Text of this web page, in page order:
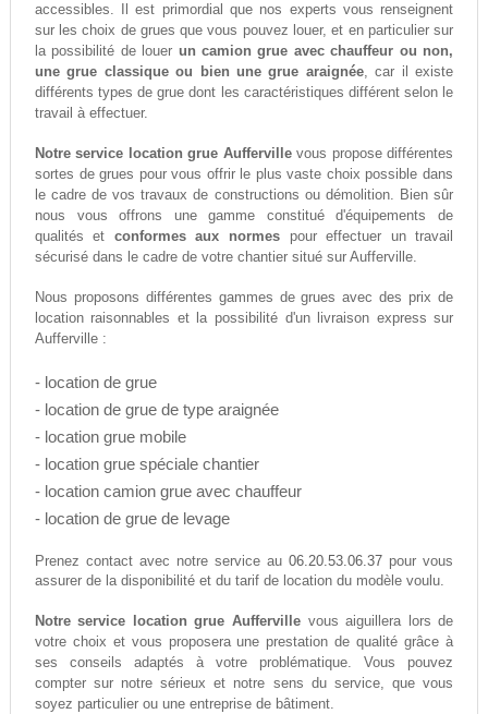
accessibles. Il est primordial que nos experts vous renseignent
sur les choix de grues que vous pouvez louer, et en particulier sur
la possibilité de louer un camion grue avec chauffeur ou non,
une grue classique ou bien une grue araignée, car il existe
différents types de grue dont les caractéristiques différent selon le
travail à effectuer.
Notre service location grue Auffervillevous propose différentes
sortes de grues pour vous offrir le plus vaste choix possible dans
le cadre de vos travaux de constructions ou démolition. Bien sûr
nous vous offrons une gamme constitué d'équipements de
qualités et conformes aux normes pour effectuer un travail
sécurisé dans le cadre de votre chantier situé sur Aufferville.
Nous proposons différentes gammes de grues avec des prix de
location raisonnables et la possibilité d'un livraison express sur
Aufferville :
- location de grue
- location de grue de type araignée
- location grue mobile
- location grue spéciale chantier
- location camion grue avec chauffeur
- location de grue de levage
Prenez contact avec notre service au06.20.53.06.37 pour vous
assurer de la disponibilité et du tarif de location du modèle voulu.
Notre service location grue Aufferville vous aiguillera lors de
votre choix et vous proposera une prestation de qualité grâce à
ses conseils adaptés à votre problématique. Vous pouvez
compter sur notre sérieux et notre sens du service, que vous
soyez particulier ou une entreprise de bâtiment.